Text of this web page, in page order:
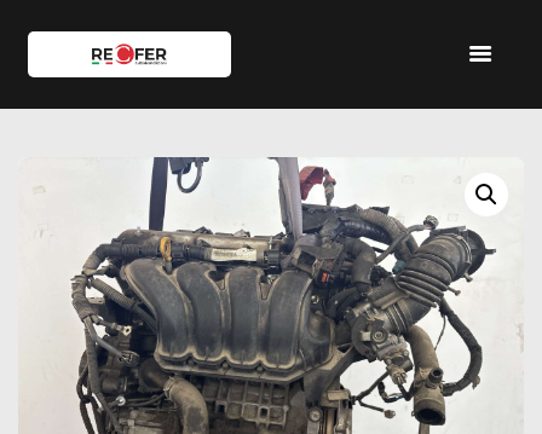
HOME
IL TEAM
CONTATTI
ACCOUNT